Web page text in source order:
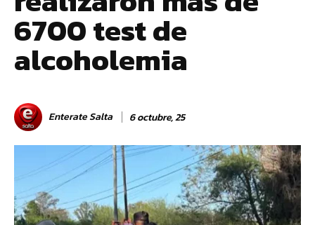
6700 test de
alcoholemia
Enterate Salta 6 octubre, 25